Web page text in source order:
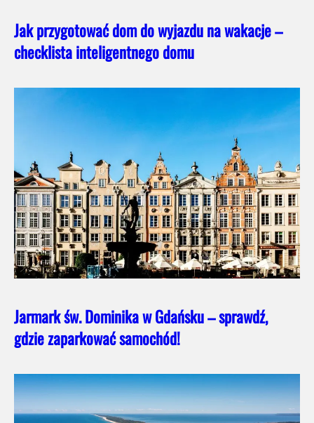
Jak przygotować dom do wyjazdu na wakacje –
checklista inteligentnego domu
Jarmark św. Dominika w Gdańsku – sprawdź,
gdzie zaparkować samochód!